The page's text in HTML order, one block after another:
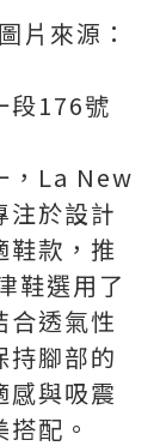
片來源：
段176號
，La New
注於設計
鞋款，推
鞋選用了
合透氣性
持腳部的
感與吸震
配。